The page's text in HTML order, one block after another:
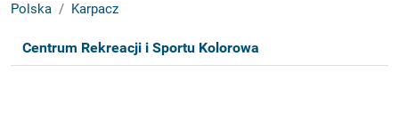
Polska Karpacz
Centrum Rekreacji i Sportu Kolorowa